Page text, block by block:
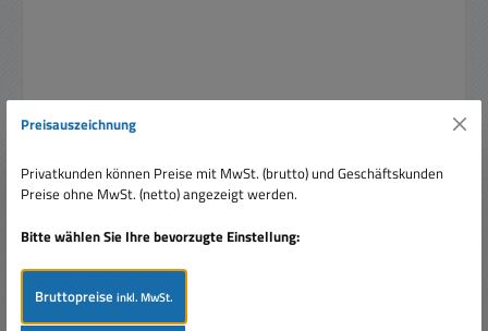
Variobjektiv Motorzoom ONVIF SD-Slot POE IK10 H265
Preise inkl. MwSt. zzgl. Versandkosten
Preisauszeichnung
Privatkunden können Preise mit MwSt. (brutto) und Geschäftskunden
Preise ohne MwSt. (netto) angezeigt werden.
Bitte wählen Sie Ihre bevorzugte Einstellung:
Bruttopreiseinkl. MwSt.